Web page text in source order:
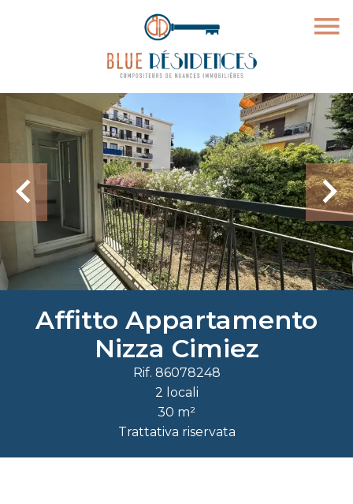
Affitto Appartamento
Nizza Cimiez
Rif. 86078248
2 locali
30 m²
Trattativa riservata